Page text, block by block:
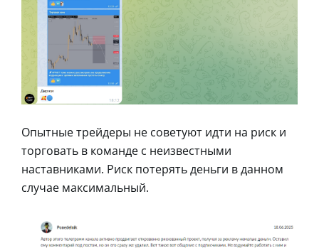
Опытные трейдеры не советуют идти на риск и
торговать в команде с неизвестными
наставниками. Риск потерять деньги в данном
случае максимальный.